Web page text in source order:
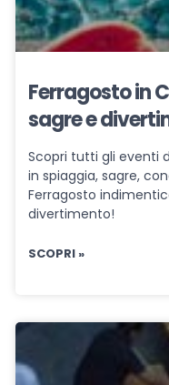
Ferragosto in
sagre e
Scopri tutti gli eventi
in spiaggia, sagre,
Ferragosto
divertimento!
SCOPRI »